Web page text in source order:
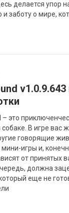
делается упор
и заботу о мире,
v1.0.9.643
– это
В игре вас
говорящие
игры и,
от принятых
должна
еще не